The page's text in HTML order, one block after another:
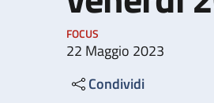
FOCUS
22 Maggio 2023
Condividi